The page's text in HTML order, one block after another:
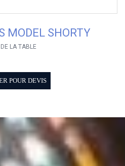
MODEL SHORTY
LA TABLE
POUR DEVIS